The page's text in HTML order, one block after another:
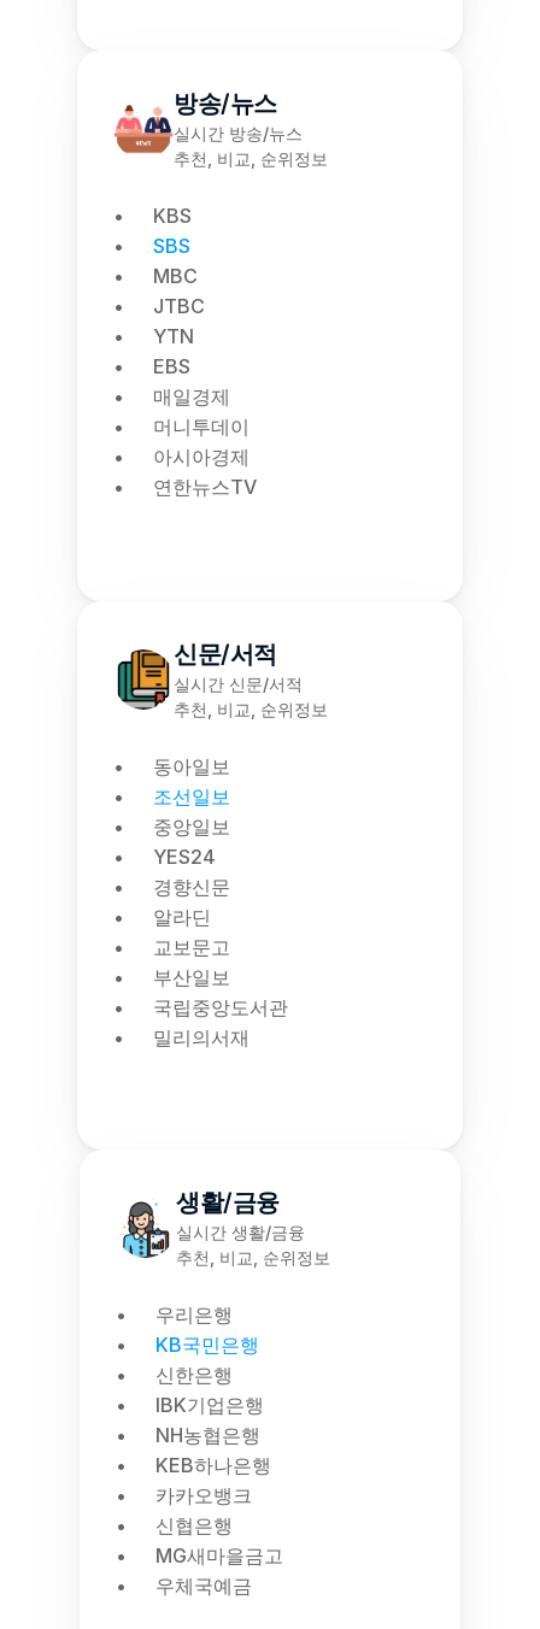
방송/뉴스
실시간 방송/뉴스
추천, 비교, 순위정보
KBS
SBS
MBC
JTBC
YTN
EBS
매일경제
머니투데이
아시아경제
연한뉴스TV
신문/서적
실시간 신문/서적
추천, 비교, 순위정보
동아일보
조선일보
중앙일보
YES24
경향신문
알라딘
교보문고
부산일보
국립중앙도서관
밀리의서재
생활/금융
실시간 생활/금융
추천, 비교, 순위정보
우리은행
KB국민은행
신한은행
IBK기업은행
NH농협은행
KEB하나은행
카카오뱅크
신협은행
MG새마을금고
우체국예금